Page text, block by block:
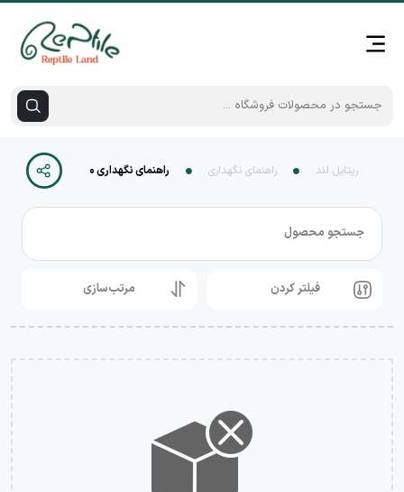
رپتایل لند راهنمای نگهداری راهنمای نگهداری مار بال پیتون
جستجو محصول
فیلتر کردن مرتب‌سازی